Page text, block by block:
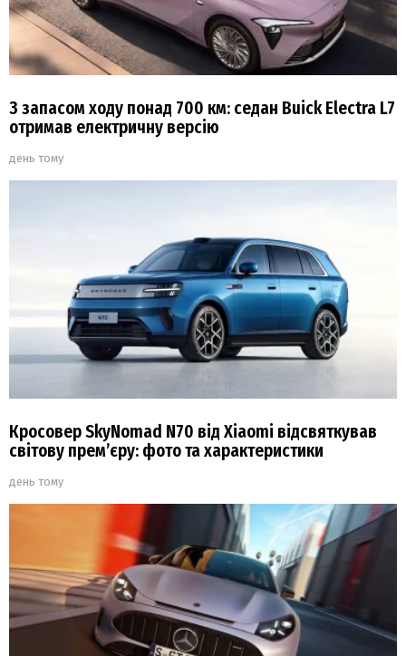
З запасом ходу понад 700 км: седан Buick Electra L7
отримав електричну версію
день тому
Кросовер SkyNomad N70 від Xiaomi відсвяткував
світову прем’єру: фото та характеристики
день тому